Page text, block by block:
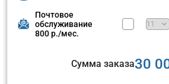
Почтовое
обслуживание
800 р./мес.
Сумма заказа30